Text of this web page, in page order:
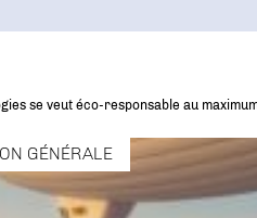
se veut éco-responsable au
GÉNÉRALE